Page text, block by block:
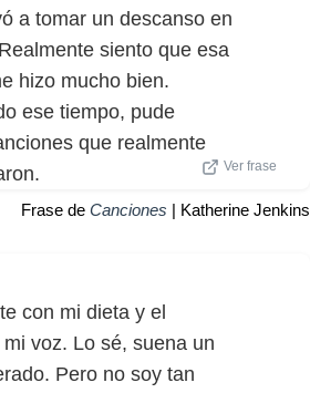
a tomar un descanso en
siento que esa
hizo mucho bien.
ese tiempo, pude
que realmente
Ver frase
Frase de Canciones | Katherine Jenkins
con mi dieta y el
voz. Lo sé, suena un
Pero no soy tan